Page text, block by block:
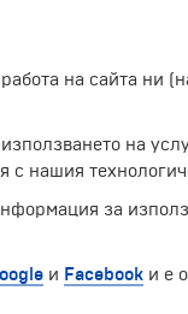
на
Гауди и е най-
1978 г.
период на
завършването
на сайта ни
на
нашия
за
и Facebook и е